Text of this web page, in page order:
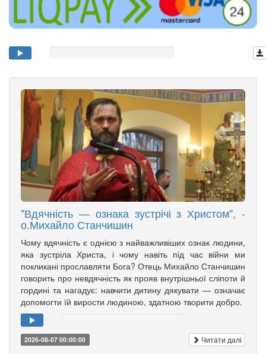
"Вдячність — ознака зустрічі з Христом", -
о.Михайло Станчишин
Чому вдячність є однією з найважливіших ознак людини,
яка зустріла Христа, і чому навіть під час війни ми
покликані прославляти Бога? Отець Михайло Станчишин
говорить про невдячність як прояв внутрішньої сліпоти й
гордині та нагадує: навчити дитину дякувати — означає
допомогти їй вирости людиною, здатною творити добро.
2026-08-07 00:00:00 Читати далі